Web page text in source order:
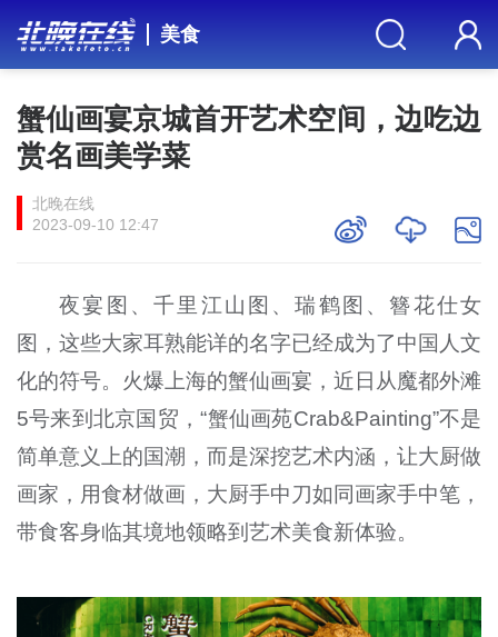
美食
蟹仙画宴京城首开艺术空间，边吃边
赏名画美学菜
北晚在线
2023-09-10 12:47
夜宴图、千里江山图、瑞鹤图、簪花仕女
图，这些大家耳熟能详的名字已经成为了中国人文
化的符号。火爆上海的蟹仙画宴，近日从魔都外滩
5号来到北京国贸，“蟹仙画苑Crab&Painting”不是
简单意义上的国潮，而是深挖艺术内涵，让大厨做
画家，用食材做画，大厨手中刀如同画家手中笔，
带食客身临其境地领略到艺术美食新体验。